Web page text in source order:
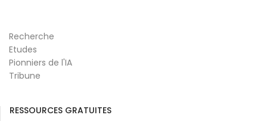
Recherche
Etudes
Pionniers de l'IA
Tribune
RESSOURCES GRATUITES